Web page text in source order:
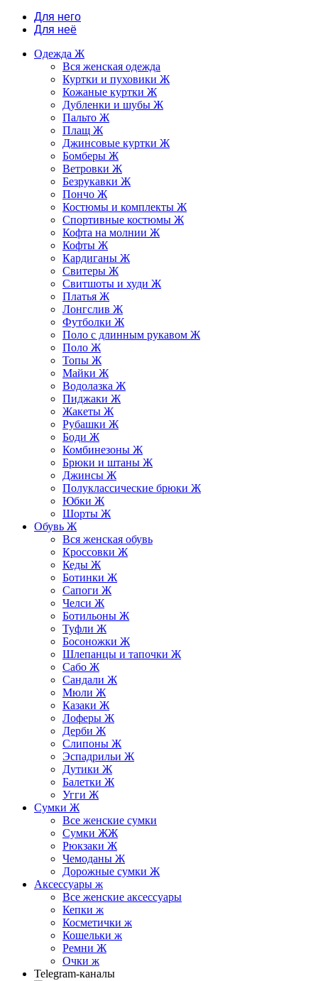
Для него
Для неё
Одежда Ж
Вся женская одежда
Куртки и пуховики Ж
Кожаные куртки Ж
Дубленки и шубы Ж
Пальто Ж
Плащ Ж
Джинсовые куртки Ж
Бомберы Ж
Ветровки Ж
Безрукавки Ж
Пончо Ж
Костюмы и комплекты Ж
Спортивные костюмы Ж
Кофта на молнии Ж
Кофты Ж
Кардиганы Ж
Свитеры Ж
Свитшоты и худи Ж
Платья Ж
Лонгслив Ж
Футболки Ж
Поло с длинным рукавом Ж
Поло Ж
Топы Ж
Майки Ж
Водолазка Ж
Пиджаки Ж
Жакеты Ж
Рубашки Ж
Боди Ж
Комбинезоны Ж
Брюки и штаны Ж
Джинсы Ж
Полуклассические брюки Ж
Юбки Ж
Шорты Ж
Обувь Ж
Вся женская обувь
Кроссовки Ж
Кеды Ж
Ботинки Ж
Сапоги Ж
Челси Ж
Ботильоны Ж
Туфли Ж
Босоножки Ж
Шлепанцы и тапочки Ж
Сабо Ж
Сандали Ж
Мюли Ж
Казаки Ж
Лоферы Ж
Дерби Ж
Слипоны Ж
Эспадрильи Ж
Дутики Ж
Балетки Ж
Угги Ж
Сумки Ж
Все женские сумки
Сумки ЖЖ
Рюкзаки Ж
Чемоданы Ж
Дорожные сумки Ж
Аксессуары ж
Все женские аксессуары
Кепки ж
Косметички ж
Кошельки ж
Ремни Ж
Очки ж
Telegram-каналы